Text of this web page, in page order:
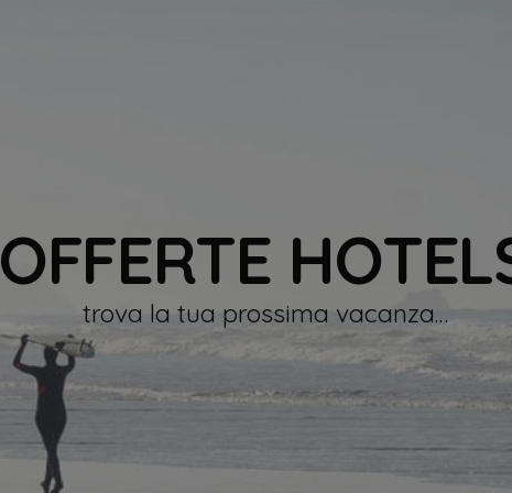
OFFERTE
trova la tua prossima vacanza…